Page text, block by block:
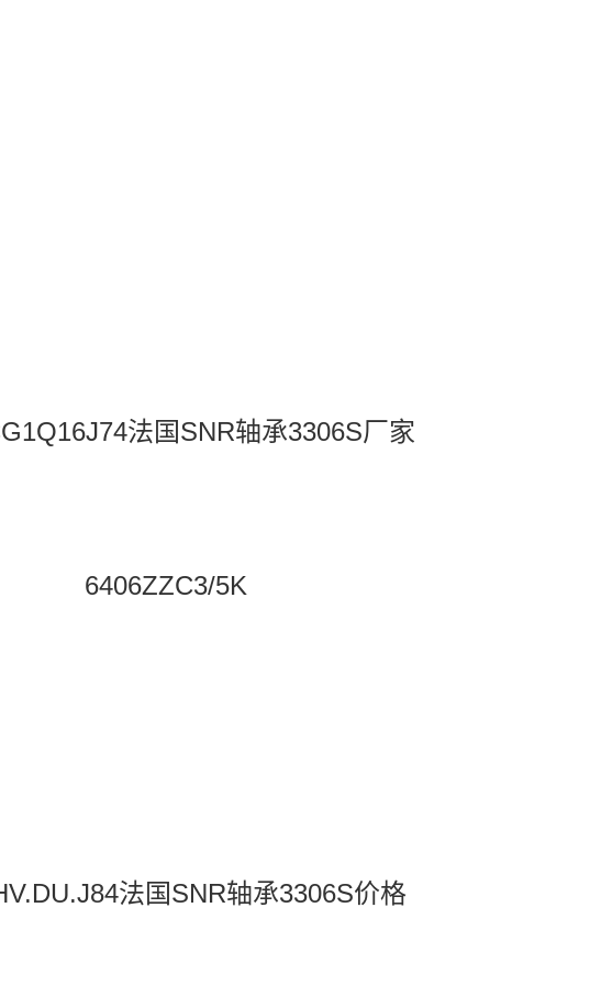
法国SNR轴承3306S厂家
6406ZZC3/5K
法国SNR轴承3306S价格